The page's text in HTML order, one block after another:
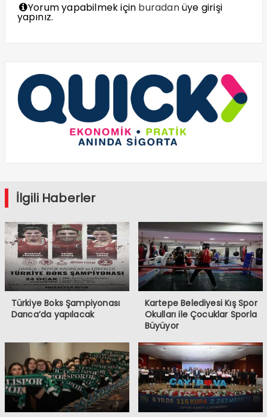
Yorum yapabilmek için buradanüye girişi
yapınız.
İlgili Haberler
Türkiye Boks Şampiyonası
Darıca’da yapılacak
Kartepe Belediyesi Kış Spor
Okulları ile Çocuklar Sporla
Büyüyor